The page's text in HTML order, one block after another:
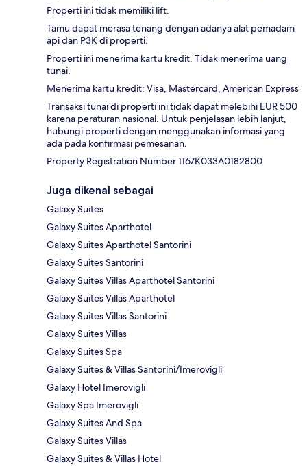
Properti ini tidak memiliki lift.
Tamu dapat merasa tenang dengan adanya alat pemadam
api dan P3K di properti.
Properti ini menerima kartu kredit. Tidak menerima uang
tunai.
Menerima kartu kredit: Visa, Mastercard, American Express
Transaksi tunai di properti ini tidak dapat melebihi EUR 500
karena peraturan nasional. Untuk penjelasan lebih lanjut,
hubungi properti dengan menggunakan informasi yang
ada pada konfirmasi pemesanan.
Property Registration Number 1167Κ033A0182800
Juga dikenal sebagai
Galaxy Suites
Galaxy Suites Aparthotel
Galaxy Suites Aparthotel Santorini
Galaxy Suites Santorini
Galaxy Suites Villas Aparthotel Santorini
Galaxy Suites Villas Aparthotel
Galaxy Suites Villas Santorini
Galaxy Suites Villas
Galaxy Suites Spa
Galaxy Suites & Villas Santorini/Imerovigli
Galaxy Hotel Imerovigli
Galaxy Spa Imerovigli
Galaxy Suites And Spa
Galaxy Suites Villas
Galaxy Suites & Villas Hotel